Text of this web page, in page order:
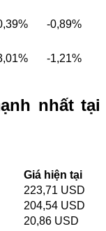
-0,89%
-1,21%
nhất tại
Giá hiện tại
223,71 USD
204,54 USD
20,86 USD